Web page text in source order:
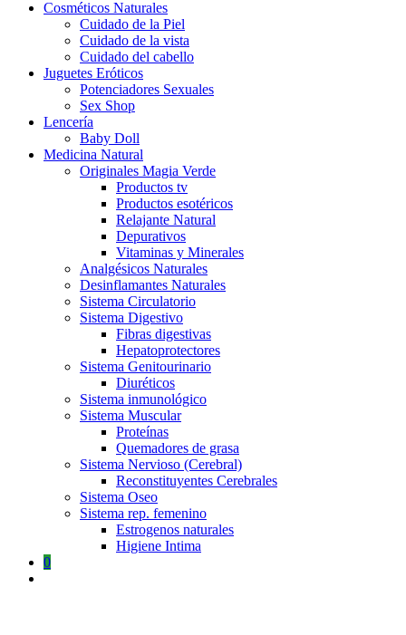
Cosméticos Naturales
Cuidado de la Piel
Cuidado de la vista
Cuidado del cabello
Juguetes Eróticos
Potenciadores Sexuales
Sex Shop
Lencería
Baby Doll
Medicina Natural
Originales Magia Verde
Productos tv
Productos esotéricos
Relajante Natural
Depurativos
Vitaminas y Minerales
Analgésicos Naturales
Desinflamantes Naturales
Sistema Circulatorio
Sistema Digestivo
Fibras digestivas
Hepatoprotectores
Sistema Genitourinario
Diuréticos
Sistema inmunológico
Sistema Muscular
Proteínas
Quemadores de grasa
Sistema Nervioso (Cerebral)
Reconstituyentes Cerebrales
Sistema Oseo
Sistema rep. femenino
Estrogenos naturales
Higiene Intima
0